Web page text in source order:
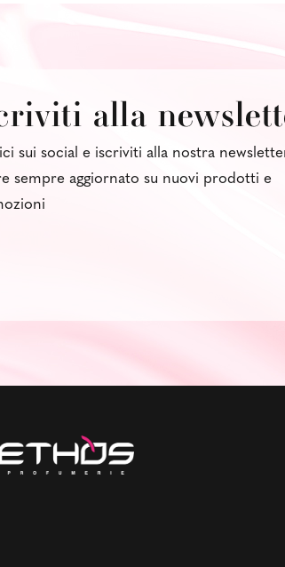
alla
sui social e iscriviti alla nostra
sempre aggiornato su nuovi prodotti e